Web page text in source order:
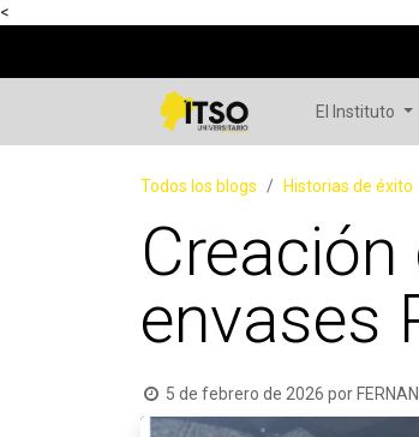
<
El Instituto
Todos los blogs Historias de éxito
envases
5 de febrero de 2026 por